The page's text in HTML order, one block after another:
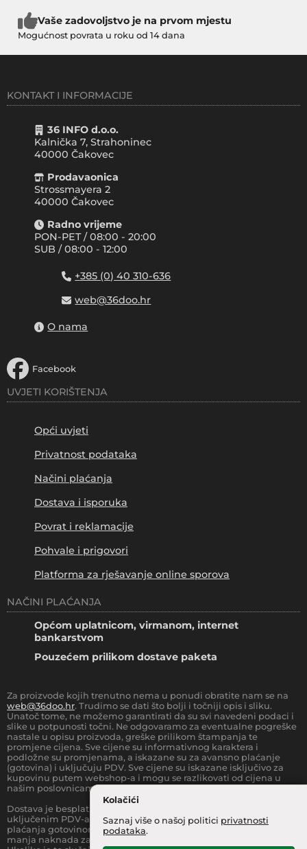
Kolačići
Saznaj više o našoj politici privatnosti
podataka.
Vaše zadovoljstvo je na prvom mjestu
Mogućnost povrata u roku od 14 dana
KONTAKT I INFORMACIJE
36 INFO d.o.o.
Kalnička 7, Strahoninec
40000 Čakovec
Prodavaonica
Strossmayera 2
40000 Čakovec
Radno vrijeme
PON-PET / 08:00 - 20:00
SUB / 08:00 - 12:00
+385 (0) 40 310-636
web@36doo.hr
O nama
Facebook
UVJETI KORIŠTENJA
Opći uvjeti
Privatnost podataka
Načini plaćanja
Dostava i isporuka
Povrat i reklamacije
Pohvale i prigovori
Platforma za rješavanje online sporova
NAČINI PLAĆANJA
Općom uplatnicom, virmanom, internet
bankarstvom
Pouzećem prilikom dostave paketa
Za proizvode kojih trenutno nema u ponudi obratite nam se na
web@36doo.hr. Trudimo se dati što bolji i točniji opis i sliku.
Unatoč tome, ne možemo garantirati da su svi navedeni podaci i
slike u potpunosti točni. Ne odgovaramo za eventualne pogreške
nastale u opisu proizvoda, greške prilikom štampanja te
promjene cijena. Sve cijene su informativnog karaktera i
podložne su promjenama, a iskazane su za avansno plaćanje
(gotovina) i uključuju PDV. Sve cijene su iskazane isključivo za
kupovinu putem webshop-a i mogu se razlikovati od cijena u
našim poslovnicama.
Dostava je besplatna za sve narudžbe iznad
uključenim PDV-a) za Zonu 1 (cijela RH, osim otoka).Prilikom
plaćanja gotovinom pri dostavi robe na kućnu adresu, moguća je
manja naknada za rad sa gotovinom na strani dostavne službe.